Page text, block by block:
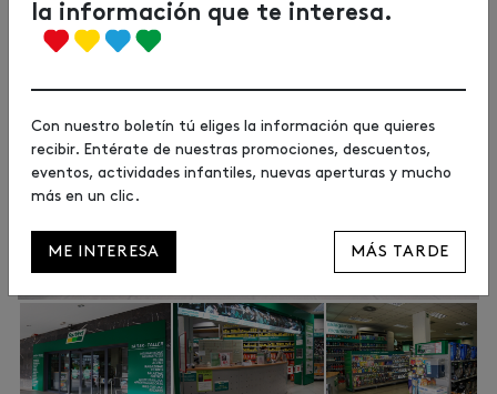
la información que te interesa.
Con nuestro boletín tú eliges la información que quieres
recibir. Entérate de nuestras promociones, descuentos,
eventos, actividades infantiles, nuevas aperturas y mucho
más en un clic.
ME INTERESA MÁS TARDE